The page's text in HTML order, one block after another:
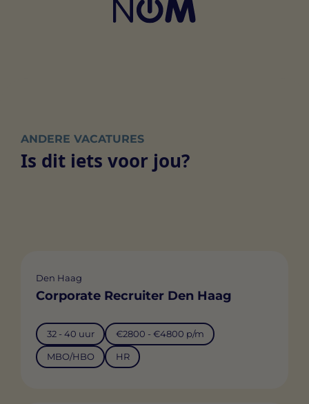
ANDERE VACATURES
Is dit iets voor jou?
Den Haag
Corporate Recruiter Den Haag
32 - 40 uur €2800 - €4800 p/m
MBO/HBO HR